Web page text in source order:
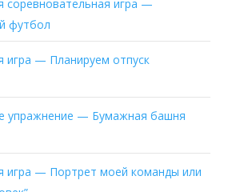
соревновательная игра —
футбол
игра — Планируем отпуск
упражнение — Бумажная башня
игра — Портрет моей команды или